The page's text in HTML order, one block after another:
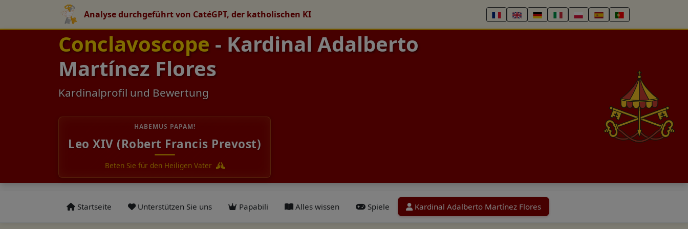
Analyse durchgeführt von CatéGPT, der katholischen KI
Conclavoscope - Kardinal Adalberto
Martínez Flores
Kardinalprofil und Bewertung
HABEMUS PAPAM!
Leo XIV (Robert Francis Prevost)
Beten Sie für den Heiligen Vater
Startseite Unterstützen Sie uns Papabili Alles wissen Spiele Kardinal Adalberto Martínez Flores